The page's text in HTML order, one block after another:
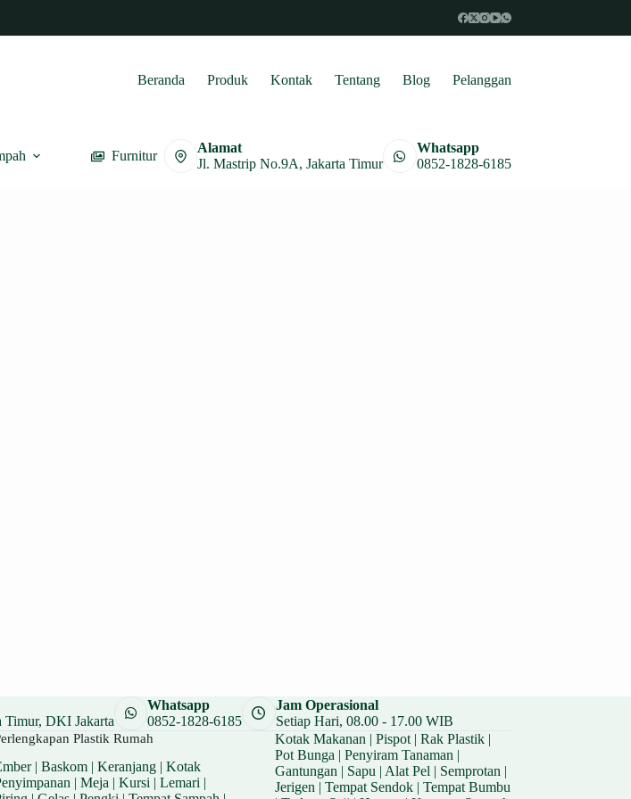
Beranda Produk Kontak Tentang Blog Pelanggan
Furnitur
Alamat
Jl. Mastrip No.9A, Jakarta Timur
Whatsapp
0852-1828-6185
Timur, DKI Jakarta
Whatsapp
0852-1828-6185
Jam Operasional
Setiap Hari, 08.00 - 17.00 WIB
Plastik Rumah
| Baskom| Keranjang| Kotak
| Meja | Kursi | Lemari |
Kotak Makanan | Pispot| Rak Plastik|
Pot Bunga | Penyiram Tanaman |
Gantungan | Sapu | Alat Pel | Semprotan |
Jerigen | Tempat Sendok| Tempat Bumbu